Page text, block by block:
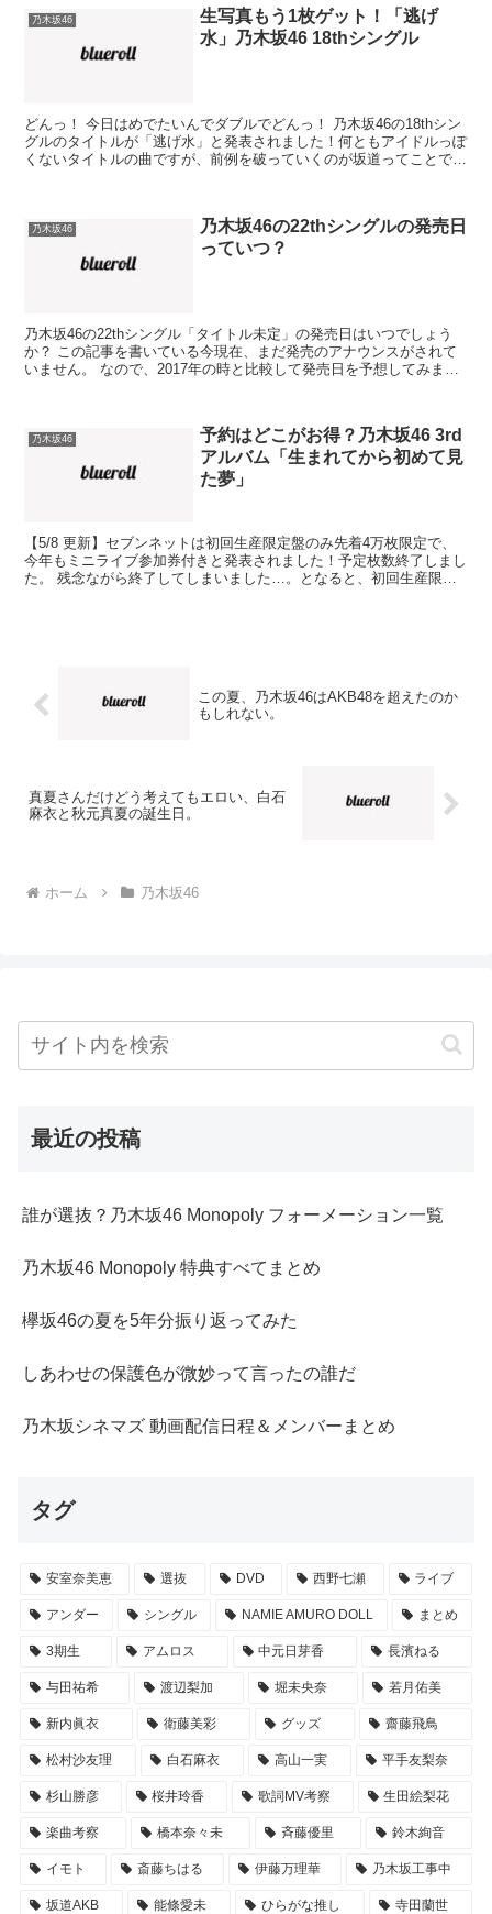
乃木坂46
生写真もう1枚ゲット！「逃げ
水」乃木坂46 18thシングル
どんっ！ 今日はめでたいんでダブルでどんっ！ 乃木坂46の18thシン
グルのタイトルが「逃げ水」と発表されました！何ともアイドルっぽ
くないタイトルの曲ですが、前例を破っていくのが坂道ってことで。
乃木坂46
乃木坂46の22thシングルの発売日
っていつ？
乃木坂46の22thシングル「タイトル未定」の発売日はいつでしょう
か？ この記事を書いている今現在、まだ発売のアナウンスがされて
いません。 なので、2017年の時と比較して発売日を予想してみまし
乃木坂46
予約はどこがお得？乃木坂46 3rd
アルバム「生まれてから初めて見
た夢」
【5/8 更新】セブンネットは初回生産限定盤のみ先着4万枚限定で、
今年もミニライブ参加券付きと発表されました！予定枚数終了しまし
た。 残念ながら終了してしまいました…。となると、初回生産限定
この夏、乃木坂46はAKB48を超えたのか
もしれない。
真夏さんだけどう考えてもエロい、白石
麻衣と秋元真夏の誕生日。
ホーム 乃木坂46
最近の投稿
誰が選抜？乃木坂46 Monopoly フォーメーション一覧
乃木坂46 Monopoly 特典すべてまとめ
欅坂46の夏を5年分振り返ってみた
しあわせの保護色が微妙って言ったの誰だ
乃木坂シネマズ 動画配信日程＆メンバーまとめ
タグ
安室奈美恵 選抜 DVD 西野七瀬 ライブ
アンダー シングル NAMIE AMURO DOLL まとめ
3期生 アムロス 中元日芽香 長濱ねる
与田祐希 渡辺梨加 堀未央奈 若月佑美
新内眞衣 衛藤美彩 グッズ 齋藤飛鳥
松村沙友理 白石麻衣 高山一実 平手友梨奈
杉山勝彦 桜井玲香 歌詞MV考察 生田絵梨花
楽曲考察 橋本奈々未 斉藤優里 鈴木絢音
イモト 斎藤ちはる 伊藤万理華 乃木坂工事中
坂道AKB 能條愛未 ひらがな推し 寺田蘭世